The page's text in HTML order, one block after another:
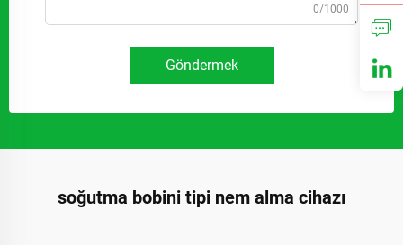
0/1000
Göndermek
soğutma bobini tipi nem alma cihazı